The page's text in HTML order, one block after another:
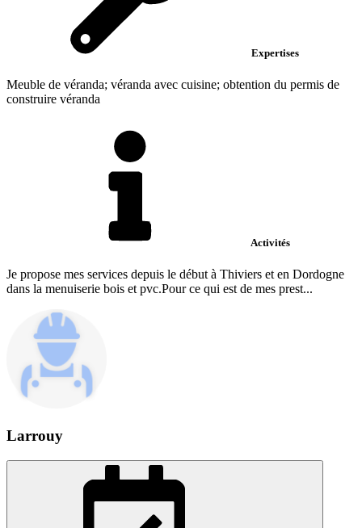
Expertises
Meuble de véranda; véranda avec cuisine; obtention du permis de
construire véranda
Activités
Je propose mes services depuis le début à Thiviers et en Dordogne
dans la menuiserie bois et pvc.Pour ce qui est de mes prest...
Larrouy